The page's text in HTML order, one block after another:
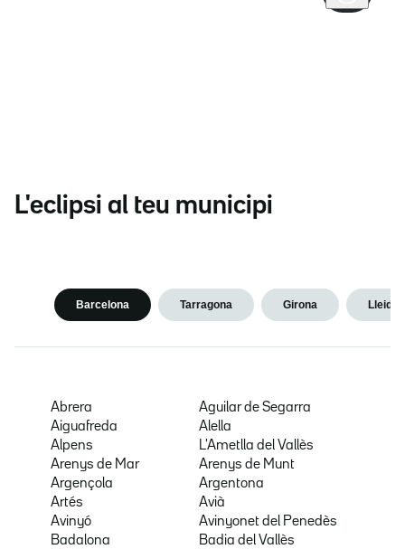
L'eclipsi al teu municipi
Barcelona Tarragona Girona Lleida
Abrera
Aguilar de Segarra
Aiguafreda
Alella
Alpens
L'Ametlla del Vallès
Arenys de Mar
Arenys de Munt
Argençola
Argentona
Artés
Avià
Avinyó
Avinyonet del Penedès
Badalona
Badia del Vallès